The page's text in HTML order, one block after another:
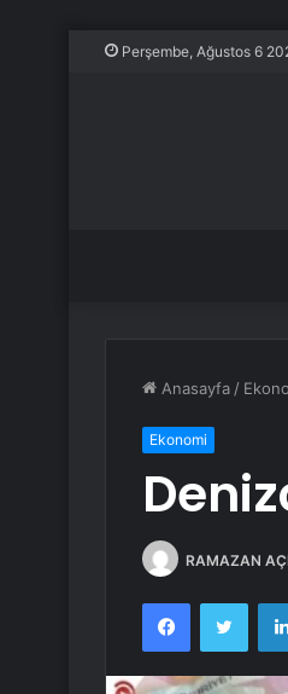
Perşembe, Ağustos 6
Anasayfa /
Ekonomi
RAMAZAN
Facebook